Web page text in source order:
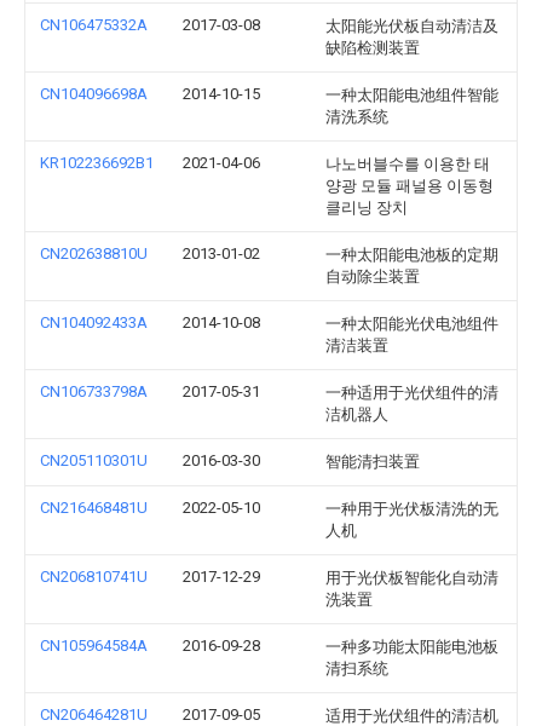
CN106475332A 2017-03-08
太阳能光伏板自动清洁及
缺陷检测装置
CN104096698A 2014-10-15
一种太阳能电池组件智能
清洗系统
KR102236692B1 2021-04-06
나노버블수를 이용한 태
양광 모듈 패널용 이동형
클리닝 장치
CN202638810U 2013-01-02
一种太阳能电池板的定期
自动除尘装置
CN104092433A 2014-10-08
一种太阳能光伏电池组件
清洁装置
CN106733798A 2017-05-31
一种适用于光伏组件的清
洁机器人
CN205110301U 2016-03-30 智能清扫装置
CN216468481U 2022-05-10
一种用于光伏板清洗的无
人机
CN206810741U 2017-12-29
用于光伏板智能化自动清
洗装置
CN105964584A 2016-09-28
一种多功能太阳能电池板
清扫系统
CN206464281U 2017-09-05
适用于光伏组件的清洁机